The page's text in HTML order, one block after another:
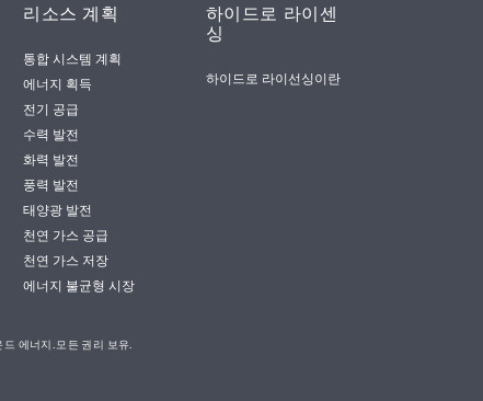
리소스 계획
통합 시스템 계획
에너지 획득
전기 공급
수력 발전
화력 발전
풍력 발전
태양광 발전
천연 가스 공급
천연 가스 저장
에너지 불균형 시장
하이드로 라이센
싱
하이드로 라이선싱이란
에너지.모든 권리 보유.